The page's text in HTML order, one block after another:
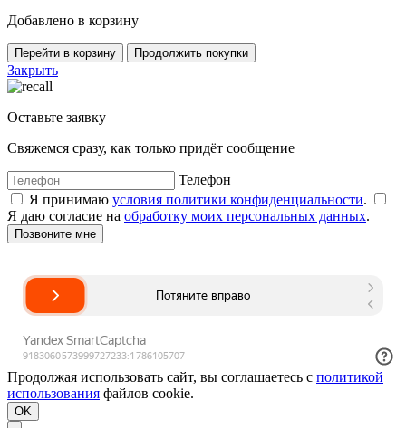
Добавлено в корзину
Перейти в корзину Продолжить покупки
Закрыть
Оставьте заявку
Свяжемся сразу, как только придёт сообщение
Телефон
Я принимаю условия политики конфиденциальности.
Я даю согласие на обработку моих персональных данных.
Продолжая использовать сайт, вы соглашаетесь с политикой
использования файлов cookie.
OK